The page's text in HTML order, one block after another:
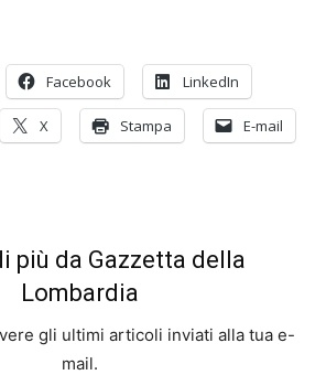
Facebook LinkedIn
X Stampa E-mail
più da Gazzetta della
Lombardia
gli ultimi articoli inviati alla tua e-
mail.